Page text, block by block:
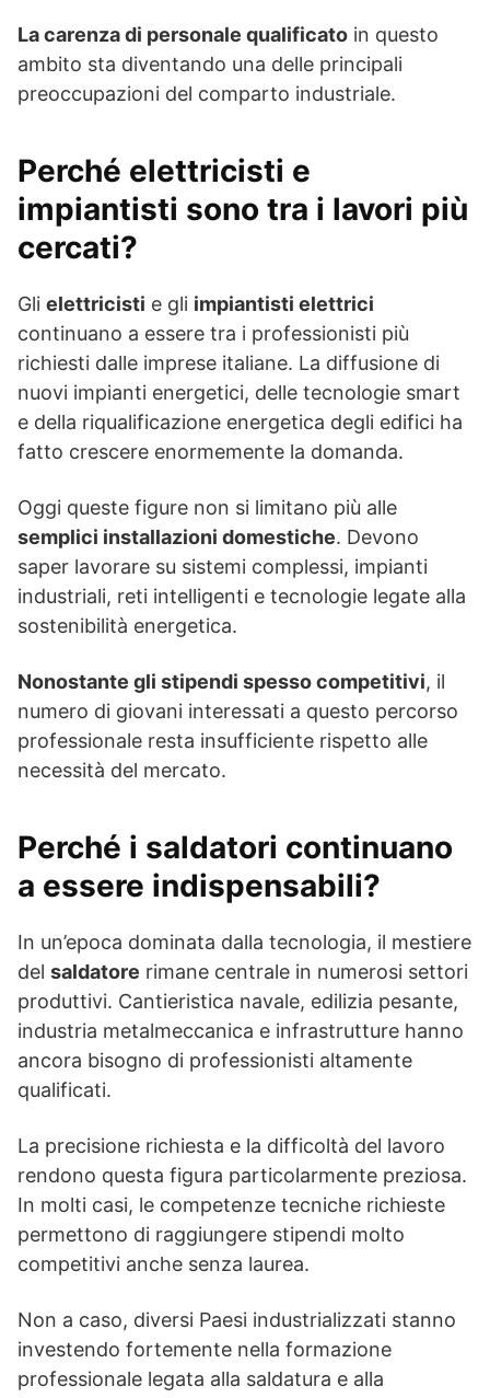
La carenza di personale qualificato in questo
ambito sta diventando una delle principali
preoccupazioni del comparto industriale.
Perché elettricisti e
impiantisti sono tra i lavori più
cercati?
Gli elettricisti e gli impiantisti elettrici
continuano a essere tra i professionisti più
richiesti dalle imprese italiane. La diffusione di
nuovi impianti energetici, delle tecnologie smart
e della riqualificazione energetica degli edifici ha
fatto crescere enormemente la domanda.
Oggi queste figure non si limitano più alle
semplici installazioni domestiche. Devono
saper lavorare su sistemi complessi, impianti
industriali, reti intelligenti e tecnologie legate alla
sostenibilità energetica.
Nonostante gli stipendi spesso competitivi, il
numero di giovani interessati a questo percorso
professionale resta insufficiente rispetto alle
necessità del mercato.
Perché i saldatori continuano
a essere indispensabili?
In un’epoca dominata dalla tecnologia, il mestiere
del saldatore rimane centrale in numerosi settori
produttivi. Cantieristica navale, edilizia pesante,
industria metalmeccanica e infrastrutture hanno
ancora bisogno di professionisti altamente
qualificati.
La precisione richiesta e la difficoltà del lavoro
rendono questa figura particolarmente preziosa.
In molti casi, le competenze tecniche richieste
permettono di raggiungere stipendi molto
competitivi anche senza laurea.
Non a caso, diversi Paesi industrializzati stanno
investendo fortemente nella formazione
professionale legata alla saldatura e alla